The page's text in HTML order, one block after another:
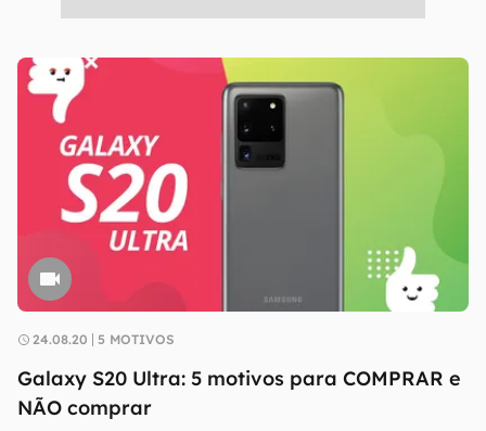
24.08.20 5 MOTIVOS
Galaxy S20 Ultra: 5 motivos para COMPRAR e
NÃO comprar